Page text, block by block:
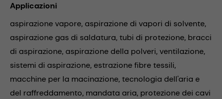
Applicazioni
aspirazione vapore, aspirazione di vapori di solvente,
aspirazione gas di saldatura,tubi di protezione, bracci
di aspirazione, aspirazione della polveri,ventilazione,
sistemi di aspirazione, estrazione fibre tessili,
macchine per la macinazione,tecnologia dell'aria e
del raffreddamento, mandata aria, protezione dei cavi